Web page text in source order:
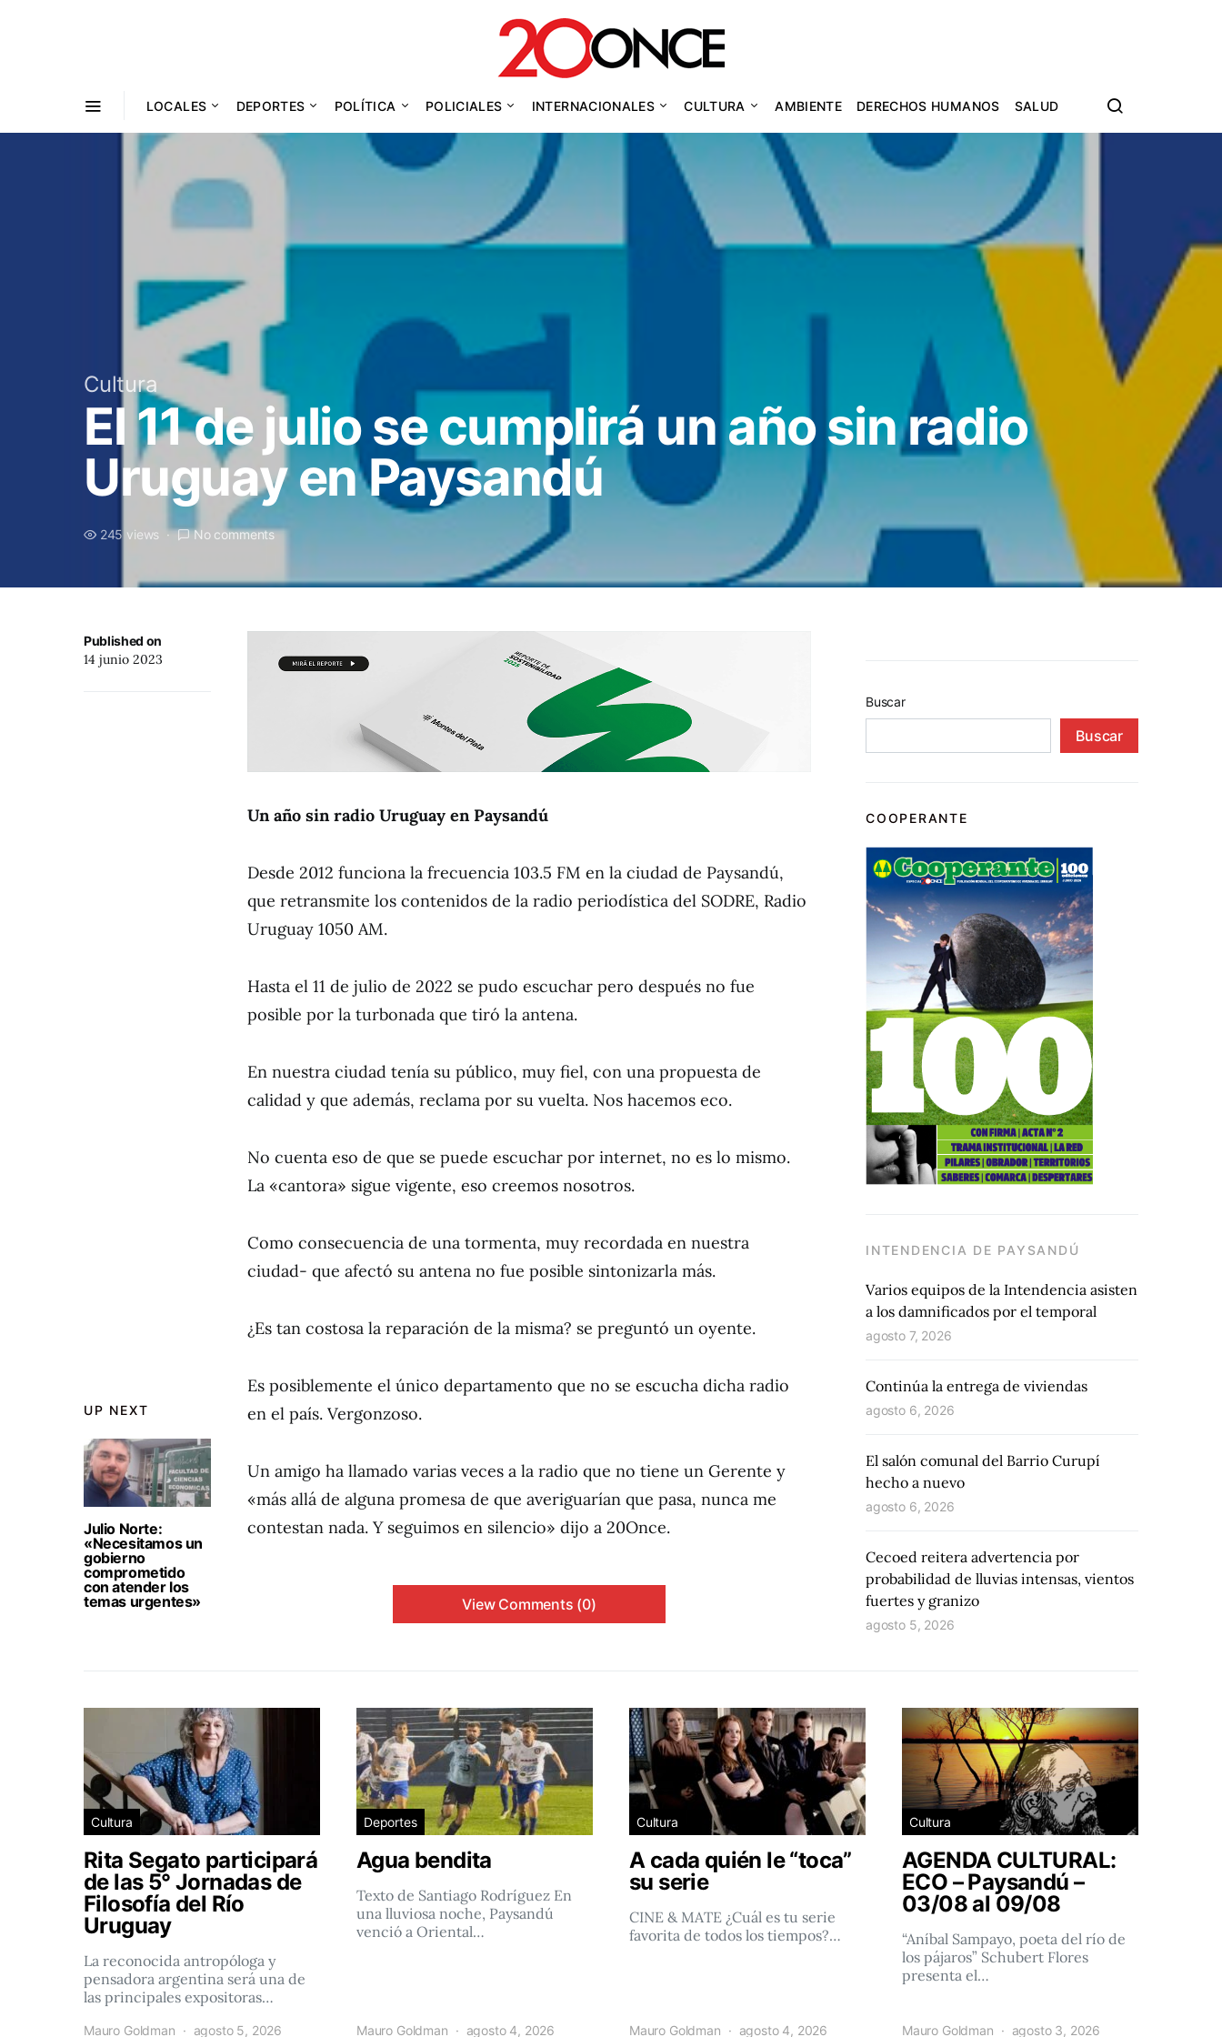
LOCALES DEPORTES POLÍTICA POLICIALES INTERNACIONALES CULTURA AMBIENTE DERECHOS HUMANOS SALUD
COOPERATIVISMO
Cultura
El 11 de julio se cumplirá un año sin radio
Uruguay en Paysandú
245 views No comments
UP NEXT
Julio Norte:
«Necesitamos un
gobierno
comprometido
con atender los
temas urgentes»
Published on
14 junio 2023
Un año sin radio Uruguay en Paysandú
Desde 2012 funciona la frecuencia 103.5 FM en la ciudad de Paysandú,
que retransmite los contenidos de la radio periodística del SODRE, Radio
Uruguay 1050 AM.
Hasta el 11 de julio de 2022 se pudo escuchar pero después no fue
posible por la turbonada que tiró la antena.
En nuestra ciudad tenía su público, muy fiel, con una propuesta de
calidad y que además, reclama por su vuelta. Nos hacemos eco.
No cuenta eso de que se puede escuchar por internet, no es lo mismo.
La «cantora» sigue vigente, eso creemos nosotros.
Como consecuencia de una tormenta, muy recordada en nuestra
ciudad- que afectó su antena no fue posible sintonizarla más.
¿Es tan costosa la reparación de la misma? se preguntó un oyente.
Es posiblemente el único departamento que no se escucha dicha radio
en el país. Vergonzoso.
Un amigo ha llamado varias veces a la radio que no tiene un Gerente y
«más allá de alguna promesa de que averiguarían que pasa, nunca me
contestan nada. Y seguimos en silencio» dijo a 20Once.
View Comments (0)
Buscar
Buscar
COOPERANTE
INTENDENCIA DE PAYSANDÚ
Varios equipos de la Intendencia asisten
a los damnificados por el temporal
agosto 7, 2026
Continúa la entrega de viviendas
agosto 6, 2026
El salón comunal del Barrio Curupí
hecho a nuevo
agosto 6, 2026
Cecoed reitera advertencia por
probabilidad de lluvias intensas, vientos
fuertes y granizo
agosto 5, 2026
Cultura
Rita Segato participará
de las 5° Jornadas de
Filosofía del Río
Uruguay
La reconocida antropóloga y
pensadora argentina será una de
las principales expositoras…
Mauro Goldman agosto 5, 2026
Deportes
Agua bendita
Texto de Santiago Rodríguez En
una lluviosa noche, Paysandú
venció a Oriental…
Mauro Goldman agosto 4, 2026
Cultura
A cada quién le “toca”
su serie
CINE & MATE ¿Cuál es tu serie
favorita de todos los tiempos?…
Mauro Goldman agosto 4, 2026
Cultura
AGENDA CULTURAL:
ECO – Paysandú –
03/08 al 09/08
“Aníbal Sampayo, poeta del río de
los pájaros” Schubert Flores
presenta el…
Mauro Goldman agosto 3, 2026